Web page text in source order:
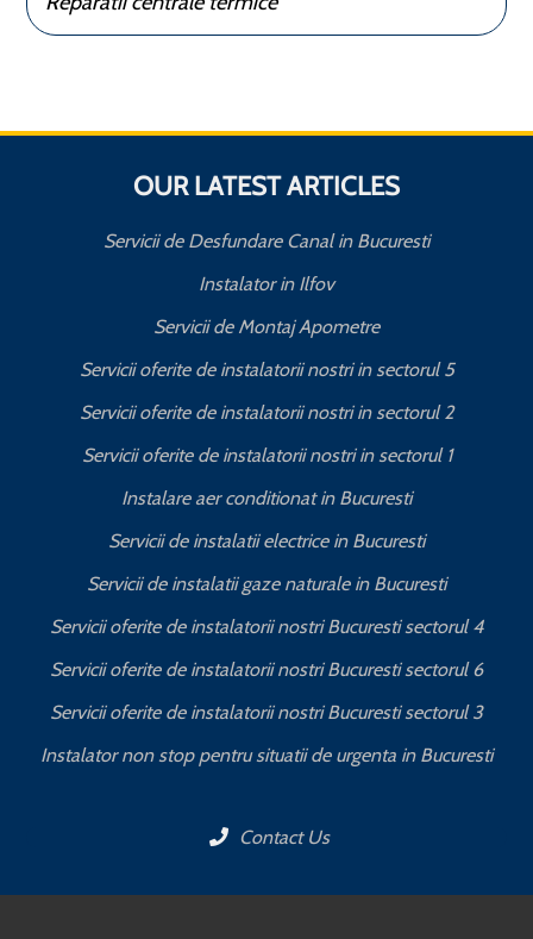
OUR LATEST ARTICLES
Servicii de Desfundare Canal in Bucuresti
Instalator in Ilfov
Servicii de Montaj Apometre
Servicii oferite de instalatorii nostri in sectorul 5
Servicii oferite de instalatorii nostri in sectorul 2
Servicii oferite de instalatorii nostri in sectorul 1
Instalare aer conditionat in Bucuresti
Servicii de instalatii electrice in Bucuresti
Servicii de instalatii gaze naturale in Bucuresti
Servicii oferite de instalatorii nostri Bucuresti sectorul 4
Servicii oferite de instalatorii nostri Bucuresti sectorul 6
Servicii oferite de instalatorii nostri Bucuresti sectorul 3
Instalator non stop pentru situatii de urgenta in Bucuresti
Contact Us